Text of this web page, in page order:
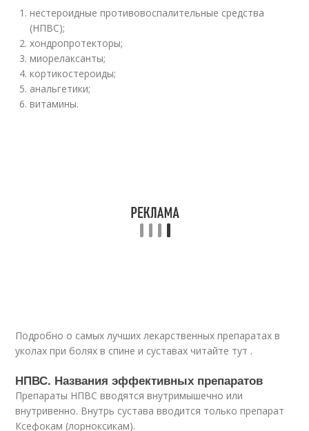
нестероидные противовоспалительные средства
(НПВС);
хондропротекторы;
миорелаксанты;
кортикостероиды;
анальгетики;
витамины.
Подробно о самых лучших лекарственных препаратах в
уколах при болях в спине и суставах читайте тут .
НПВС. Названия эффективных препаратов
Препараты НПВС вводятся внутримышечно или
внутривенно. Внутрь сустава вводится только препарат
Ксефокам (лорноксикам).